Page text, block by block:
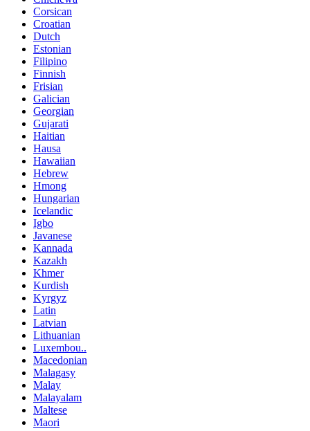
Corsican
Croatian
Dutch
Estonian
Filipino
Finnish
Frisian
Galician
Georgian
Gujarati
Haitian
Hausa
Hawaiian
Hebrew
Hmong
Hungarian
Icelandic
Igbo
Javanese
Kannada
Kazakh
Khmer
Kurdish
Kyrgyz
Latin
Latvian
Lithuanian
Luxembou..
Macedonian
Malagasy
Malay
Malayalam
Maltese
Maori